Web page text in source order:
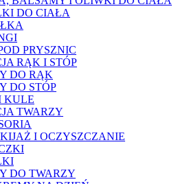
DO CIAŁA
PRYSZNIC
RĄK I STÓP
DO RĄK
DO STÓP
KULE
TWARZY
I OCZYSZCZANIE
DO TWARZY